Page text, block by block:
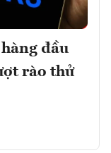
đầu
rào thử